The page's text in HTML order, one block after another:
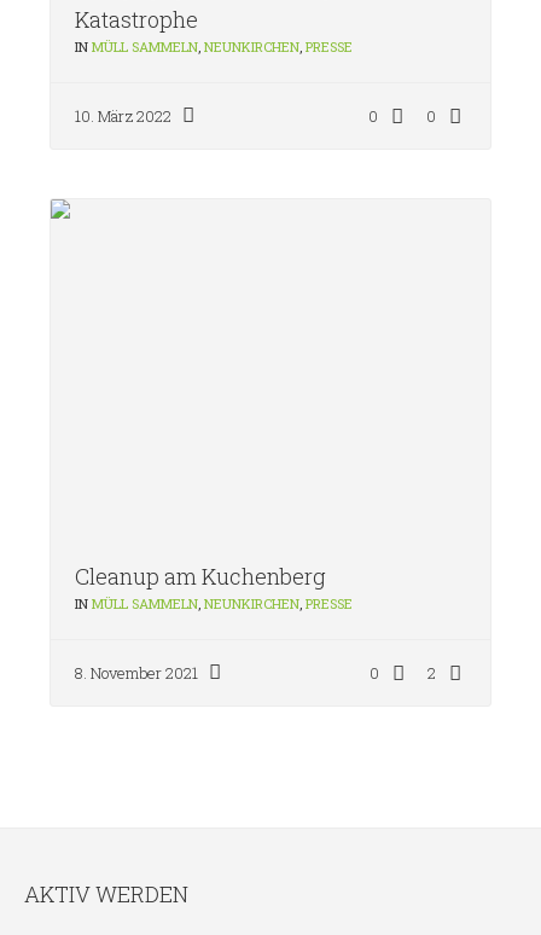
Katastrophe
INMÜLL SAMMELN ,NEUNKIRCHEN ,PRESSE
0
0
10. März 2022
Cleanup am Kuchenberg
INMÜLL SAMMELN ,NEUNKIRCHEN ,PRESSE
2
0
8. November 2021
AKTIV WERDEN